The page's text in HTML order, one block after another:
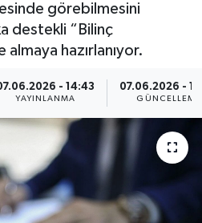
görebilmesini
destekli “Bilinç
hazırlanıyor.
- 14:43
YAYINLANMA
07.06.2026 -
GÜNCELLEME